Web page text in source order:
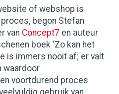
of webshop is
begon Stefan
van Concept7 en auteur
boek ‘Zo kan het
is immers nooit af; er valt
waardoor
voortdurend proces